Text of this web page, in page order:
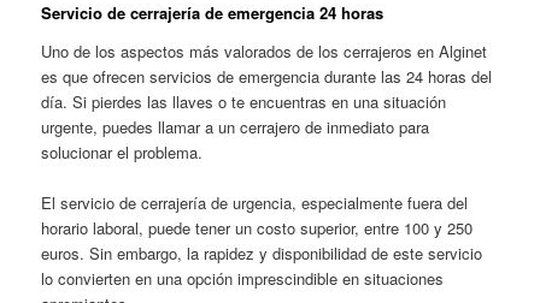
Servicio de cerrajería de emergencia 24 horas
Uno de los aspectos más valorados de los cerrajeros en Alginet
es que ofrecen servicios de emergencia durante las 24 horas del
día. Si pierdes las llaves o te encuentras en una situación
urgente, puedes llamar a un cerrajero de inmediato para
solucionar el problema.
El servicio de cerrajería de urgencia, especialmente fuera del
horario laboral, puede tener un costo superior, entre 100 y 250
euros. Sin embargo, la rapidez y disponibilidad de este servicio
lo convierten en una opción imprescindible en situaciones